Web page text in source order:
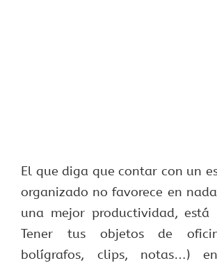
El que diga que contar con un
organizado no favorece en
una mejor productividad, está
Tener tus objetos de
bolígrafos, clips, notas…)